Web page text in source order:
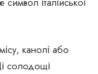
канолі або
солодощі